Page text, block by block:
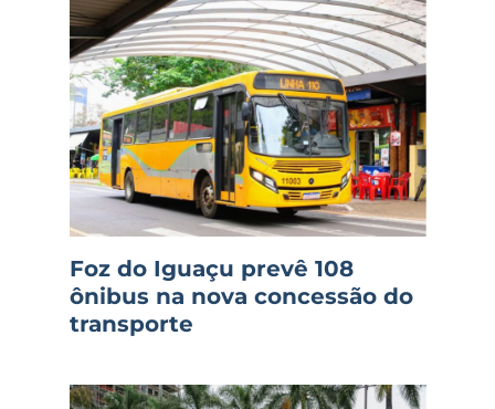
Foz do Iguaçu prevê 108
ônibus na nova concessão do
transporte